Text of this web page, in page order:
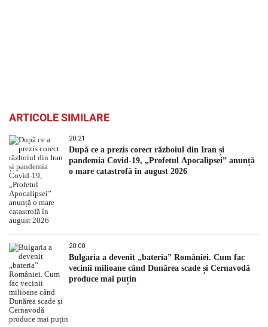
ARTICOLE SIMILARE
20:21
După ce a prezis corect războiul din Iran și
pandemia Covid-19, „Profetul Apocalipsei” anunță
o mare catastrofă în august 2026
20:00
Bulgaria a devenit „bateria” României. Cum fac
vecinii milioane când Dunărea scade și Cernavodă
produce mai puțin